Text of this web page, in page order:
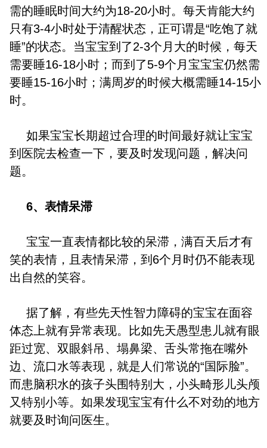
需的睡眠时间大约为18-20小时。每天肯能大约
只有3-4小时处于清醒状态，正可谓是“吃饱了就
睡”的状态。当宝宝到了2-3个月大的时候，每天
需要睡16-18小时；而到了5-9个月宝宝宝仍然需
要睡15-16小时；满周岁的时候大概需睡14-15小
时。
如果宝宝长期超过合理的时间最好就让宝宝
到医院去检查一下，要及时发现问题，解决问
题。
6、表情呆滞
宝宝一直表情都比较的呆滞，满百天后才有
笑的表情，且表情呆滞，到6个月时仍不能表现
出自然的笑容。
据了解，有些先天性智力障碍的宝宝在面容
体态上就有异常表现。比如先天愚型患儿就有眼
距过宽、双眼斜吊、塌鼻梁、舌头常拖在嘴外
边、流口水等表现，就是人们常说的“国际脸”。
而患脑积水的孩子头围特别大，小头畸形儿头颅
又特别小等。如果发现宝宝有什么不对劲的地方
就要及时询问医生。